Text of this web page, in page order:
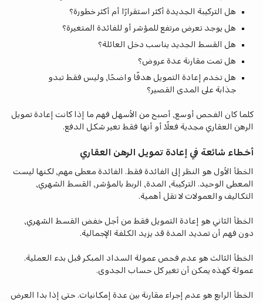
هل التركيبة الجديدة أكثر استقرارًا أم أكثر خطورة؟
هل يوجد تعرض مرتفع للمؤشر أو للفائدة المتغيرة؟
هل القسط الجديد يناسب دخل العائلة؟
هل تمت مقارنة عدة عروض؟
هل تخدم إعادة التمويل هدفًا واضحًا، وليس فقط تبدو
جذابة على المدى القصير؟
كلما كان الفحص أوسع، أصبح من الأسهل فهم ما إذا كانت إعادة تمويل
الرهن العقاري مجدية فعلًا أو أنها فقط تغير شكل الدفع.
أخطاء شائعة في إعادة تمويل الرهن العقاري
الخطأ الأول هو النظر إلى الفائدة فقط. الفائدة معطى مهم، لكنها ليست
المعطى الوحيد. التركيبة، المدة، الربط بالمؤشر، القسط الشهري،
التكاليف والعمولات لا تقل أهمية.
الخطأ الثاني هو إعادة التمويل فقط من أجل خفض القسط الشهري،
دون فهم أن تمديد المدة قد يزيد الكلفة الإجمالية.
الخطأ الثالث هو عدم فحص عمولة السداد المبكر قبل بدء العملية.
عمولة كهذه يمكن أن تغير كل حساب الجدوى.
الخطأ الرابع هو عدم إجراء مقارنة بين عدة إمكانيات. حتى إذا بدا العرض